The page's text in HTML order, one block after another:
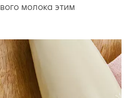
молока этим